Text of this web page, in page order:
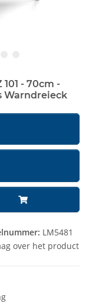
- 70cm -
Warndreieck
LM5481
over het product